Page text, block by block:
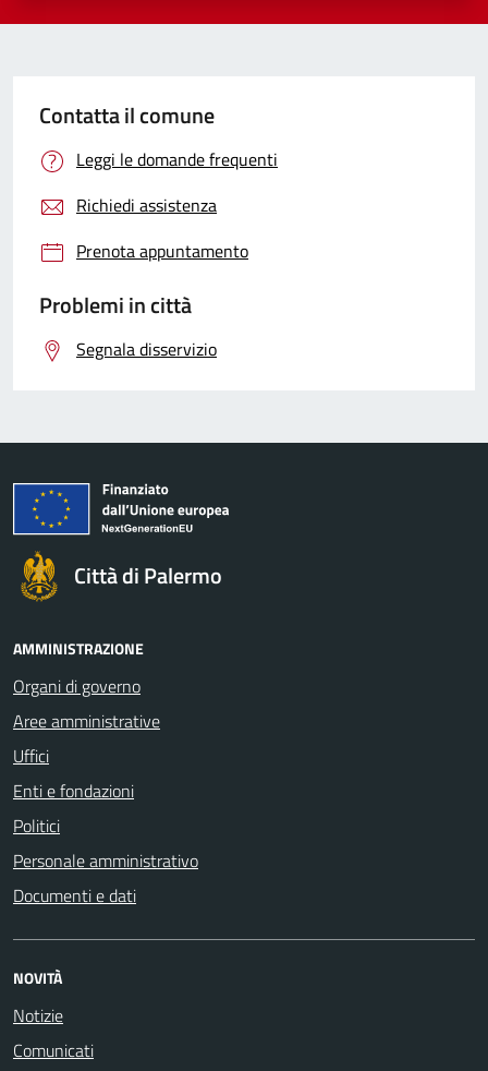
Contatta il comune
Leggi le domande frequenti
Richiedi assistenza
Prenota appuntamento
Problemi in città
Segnala disservizio
Città di Palermo
AMMINISTRAZIONE
Organi di governo
Aree amministrative
Uffici
Enti e fondazioni
Politici
Personale amministrativo
Documenti e dati
NOVITÀ
Notizie
Comunicati